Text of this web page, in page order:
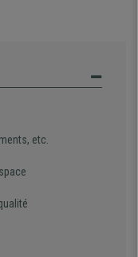
etc.